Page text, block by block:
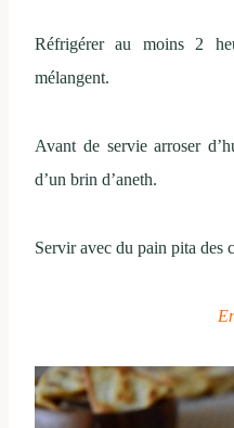
Réfrigérer au moins 2
mélangent.
Avant de servie arroser
d’un brin d’aneth.
Servir avec du pain pita des